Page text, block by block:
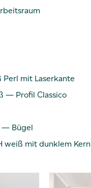
Perl mit Laserkante
— Profil Classico
— Bügel
weiß mit dunklem Kern